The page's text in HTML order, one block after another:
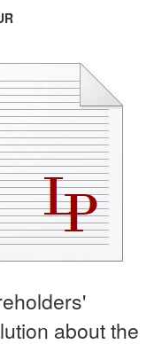
about the